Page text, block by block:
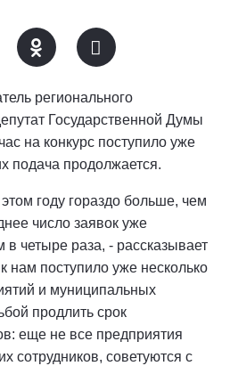
регионального
Государственной Думы
на конкурс поступило уже
подача продолжается.
году гораздо больше, чем
число заявок уже
четыре раза, - рассказывает
нам поступило уже несколько
и муниципальных
продлить срок
еще не все предприятия
сотрудников, советуются с